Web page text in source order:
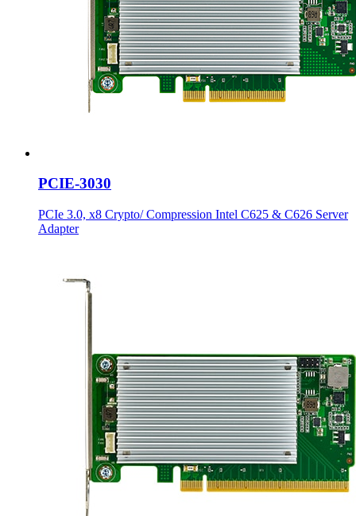
PCIE-3030
PCIe 3.0, x8 Crypto/ Compression Intel C625 & C626 Server
Adapter